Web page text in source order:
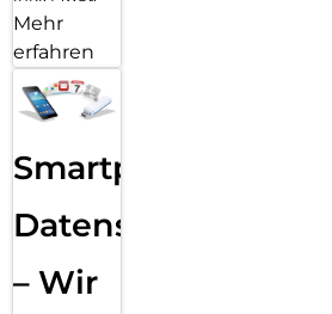
Mehr
erfahren
Smartphone
Datensicherung
– Wir